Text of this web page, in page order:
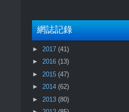
網誌記錄
► 2017 (41)
► 2016 (13)
► 2015 (47)
► 2014 (62)
► 2013 (80)